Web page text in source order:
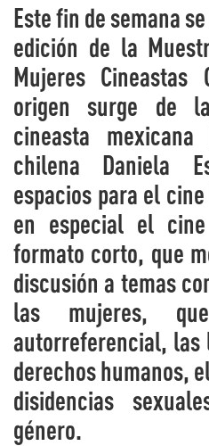
Este fin de semana
edición de la
Mujeres Cineastas
origen surge de
cineasta
chilena Daniela
espacios para el
en especial el
formato corto, que
discusión a temas
las mujeres,
autorreferencial, las
derechos humanos,
disidencias
género.